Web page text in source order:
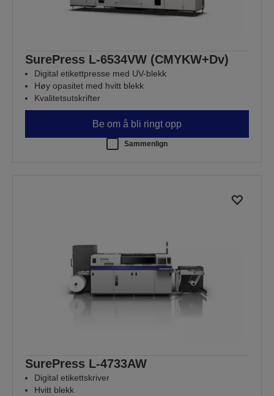
SurePress L-6534VW (CMYKW+Dv)
Digital etikettpresse med UV-blekk
Høy opasitet med hvitt blekk
Kvalitetsutskrifter
Be om å bli ringt opp
Sammenlign
SurePress L-4733AW
Digital etikettskriver
Hvitt blekk